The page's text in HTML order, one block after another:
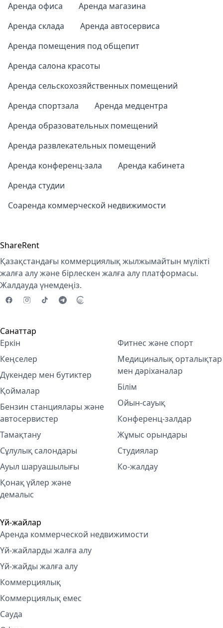
Аренда офиса
Аренда магазина
Аренда склада
Аренда автосервиса
Аренда помещения под общепит
Аренда салона красоты
Аренда сельскохозяйственных помещений
Аренда спортзала
Аренда медцентра
Аренда образовательных помещений
Аренда развлекательных помещений
Аренда конференц-зала
Аренда кабинета
Аренда студии
Соаренда коммерческой недвижимости
ShareRent
Қазақстандағы коммерциялық жылжымайтын мүлікті
жалға алу және бірлескен жалға алу платформасы.
Жалдауда үнемдеңіз.
Санаттар
Еркін
Кеңселер
Дүкендер мен бутиктер
Қоймалар
Бензин станциялары және
автосервистер
Тамақтану
Сұлулық салондары
Ауыл шаруашылығы
Қонақ үйлер және
демалыс
Фитнес және спорт
Медициналық орталықтар
мен дәріханалар
Білім
Ойын-сауық
Конференц-залдар
Жұмыс орындары
Студиялар
Ко-жалдау
Үй-жайлар
Аренда коммерческой недвижимости
Үй-жайларды жалға алу
Үй-жайды жалға алу
Коммерциялық
Коммерциялық емес
Сауда